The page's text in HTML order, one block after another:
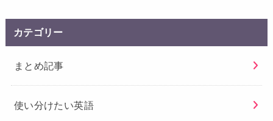
カテゴリー
まとめ記事
使い分けたい英語